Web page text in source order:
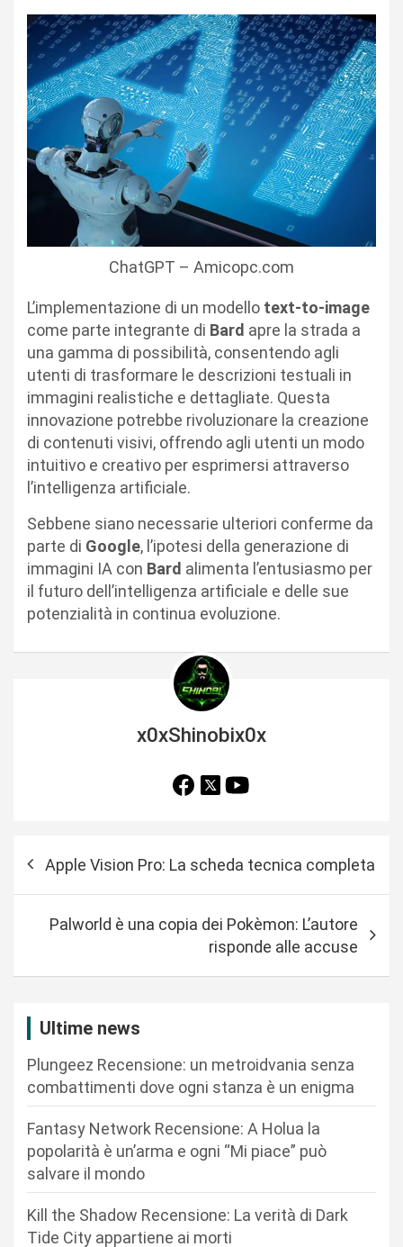
ChatGPT – Amicopc.com
L’implementazione di un modello text-to-image
come parte integrante di Bard apre la strada a
una gamma di possibilità, consentendo agli
utenti di trasformare le descrizioni testuali in
immagini realistiche e dettagliate. Questa
innovazione potrebbe rivoluzionare la creazione
di contenuti visivi, offrendo agli utenti un modo
intuitivo e creativo per esprimersi attraverso
l’intelligenza artificiale.
Sebbene siano necessarie ulteriori conferme da
parte di Google, l’ipotesi della generazione di
immagini IA con Bard alimenta l’entusiasmo per
il futuro dell’intelligenza artificiale e delle sue
potenzialità in continua evoluzione.
x0xShinobix0x
Apple Vision Pro: La scheda tecnica completa
Palworld è una copia dei Pokèmon: L’autore
risponde alle accuse
Ultime news
Plungeez Recensione: un metroidvania senza
combattimenti dove ogni stanza è un enigma
Fantasy Network Recensione: A Holua la
popolarità è un’arma e ogni “Mi piace” può
salvare il mondo
Kill the Shadow Recensione: La verità di Dark
Tide City appartiene ai morti